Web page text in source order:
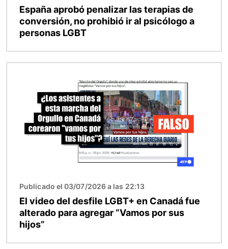
España aprobó penalizar las terapias de
conversión, no prohibió ir al psicólogo a
personas LGBT
Publicado el 03/07/2026 a las 22:13
El video del desfile LGBT+ en Canadá fue
alterado para agregar “Vamos por sus
hijos”